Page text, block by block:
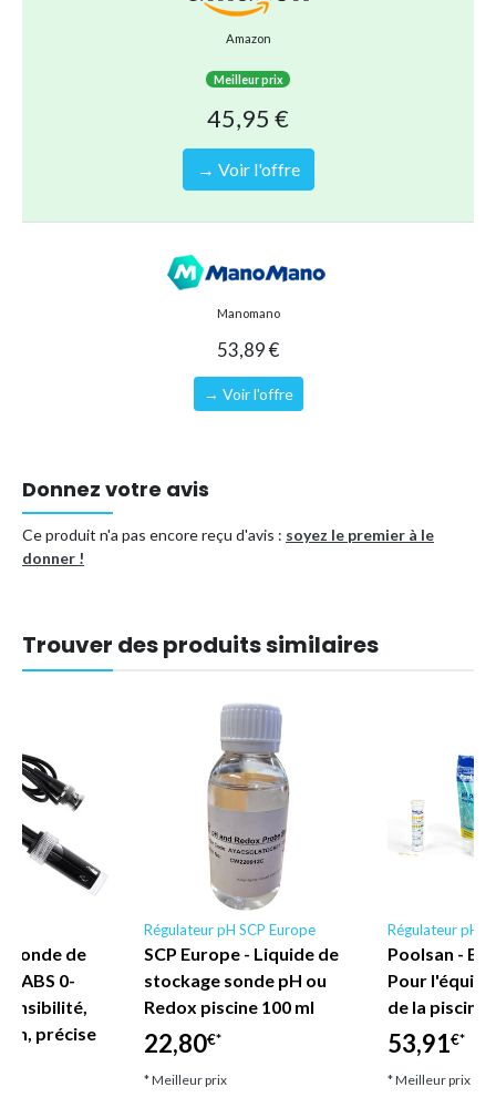
5420046601927
Amazon
Meilleur prix
45,95 €
→ Voir l'offre
Manomano
53,89 €
→ Voir l'offre
Donnez votre avis
Ce produit n'a pas encore reçu d'avis : soyez le premier à le
donner !
Trouver des produits similaires
sonde de
ABS 0-
précise
Régulateur pH SCP Europe
SCP Europe - Liquide de
stockage sonde pH ou
Redox piscine 100 ml
22,80€*
* Meilleur prix
Régulateur pH
Poolsan -
Pour
de la piscine
53,91€*
* Meilleur prix